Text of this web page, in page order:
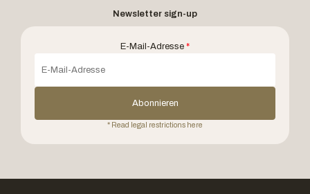
Newsletter sign-up
E-Mail-Adresse *
Abonnieren
* Read legal restrictions here